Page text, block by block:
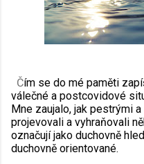
Čím se do mé paměti
válečné a postcovidové
Mne zaujalo, jak pestrými
projevovali a vyhraňovali
označují jako duchovně
duchovně orientované.